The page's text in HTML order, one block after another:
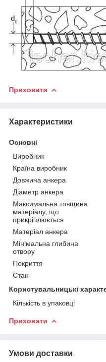
Приховати
Характеристики
Основні
Виробник
Країна виробник
Довжина анкера
Діаметр анкера
Максимальна товщина
матеріалу, що
прикріплюється
Матеріал анкера
Мінімальна глибина
отвору
Покриття
Стан
Користувальницькі
Кількість в упаковці
Приховати
Умови доставки